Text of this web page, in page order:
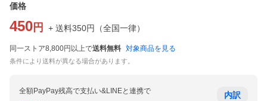
価格
450 円 + 送料350円 （全国一律）
同一ストア8,800円以上で送料無料 対象商品を見る
条件により送料が異なる場合があります。
全額PayPay残高で支払い&LINEと連携で 内訳